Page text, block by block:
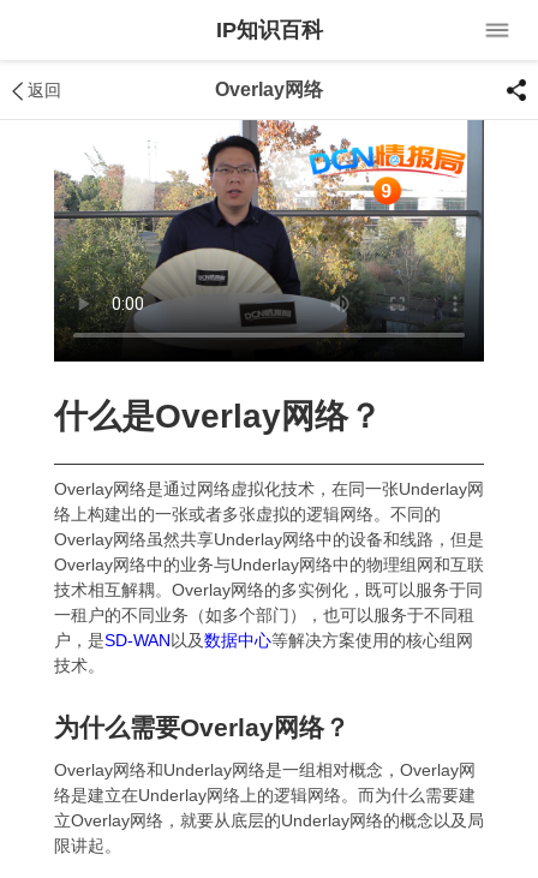
IP知识百科
返回 Overlay网络
什么是Overlay网络？
Overlay网络是通过网络虚拟化技术，在同一张Underlay网
络上构建出的一张或者多张虚拟的逻辑网络。不同的
Overlay网络虽然共享Underlay网络中的设备和线路，但是
Overlay网络中的业务与Underlay网络中的物理组网和互联
技术相互解耦。Overlay网络的多实例化，既可以服务于同
一租户的不同业务（如多个部门），也可以服务于不同租
户，是SD-WAN以及数据中心等解决方案使用的核心组网
技术。
为什么需要Overlay网络？
Overlay网络和Underlay网络是一组相对概念，Overlay网
络是建立在Underlay网络上的逻辑网络。而为什么需要建
立Overlay网络，就要从底层的Underlay网络的概念以及局
限讲起。